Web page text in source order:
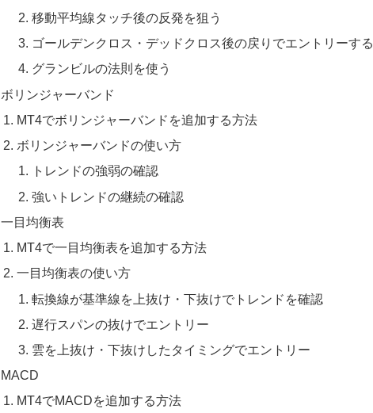
移動平均線タッチ後の反発を狙う
ゴールデンクロス・デッドクロス後の戻りでエントリーする
グランビルの法則を使う
ボリンジャーバンド
MT4でボリンジャーバンドを追加する方法
ボリンジャーバンドの使い方
トレンドの強弱の確認
強いトレンドの継続の確認
一目均衡表
MT4で一目均衡表を追加する方法
一目均衡表の使い方
転換線が基準線を上抜け・下抜けでトレンドを確認
遅行スパンの抜けでエントリー
雲を上抜け・下抜けしたタイミングでエントリー
MACD
MT4でMACDを追加する方法